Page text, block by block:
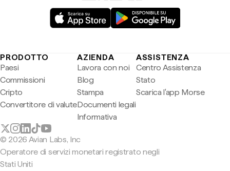
PRODOTTO
Paesi
Commissioni
Cripto
Convertitore di valute
AZIENDA
Lavora con noi
Blog
Stampa
Documenti legali
Informativa
ASSISTENZA
Centro Assistenza
Stato
Scarica l'app Morse
© 2026 Avian Labs, Inc
Operatore di servizi monetari registrato negli
Stati Uniti